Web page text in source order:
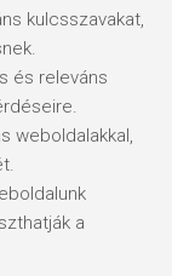
kulcsszavakat,
és releváns
weboldalakkal,
a